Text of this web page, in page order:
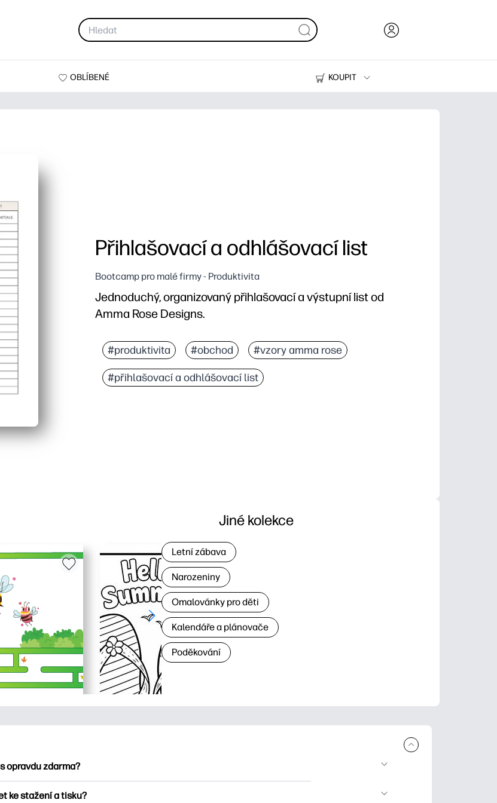
OBLÍBENÉ
KOUPIT
Tiskárny
Přihlašovací a odhlášovací list
Bootcamp pro malé firmy - Produktivita
Jednoduchý, organizovaný přihlašovací a výstupní list od
Amma Rose Designs.
#produktivita #obchod #vzory amma rose
#přihlašovací a odhlášovací list
Jiné kolekce
Letní zábava
Narozeniny
Omalovánky pro děti
Kalendáře a plánovače
Poděkování
opravdu zdarma?
ke stažení a tisku?